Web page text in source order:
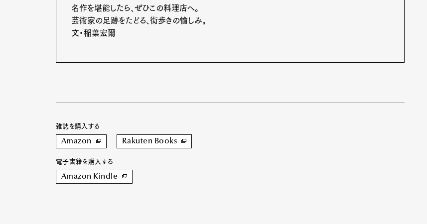
名作を堪能したら、ぜひこの料理店へ。
芸術家の足跡をたどる、街歩きの愉しみ。
文・稲葉宏爾
雑誌を購入する
Amazon Rakuten Books
電子書籍を購入する
Amazon Kindle